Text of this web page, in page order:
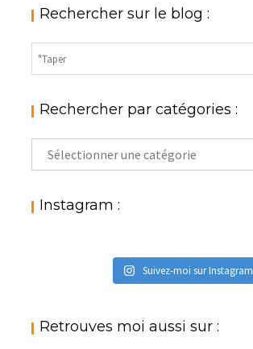
Rechercher sur le blog :
Rechercher par catégories :
Rechercher
par
: Instagram :
Suivez-moi sur Instagram
Retrouves moi aussi sur :